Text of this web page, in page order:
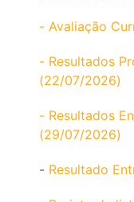
- Avaliação
- Resultados
(22/07/2026)
- Resultados
(29/07/2026)
- Resultado